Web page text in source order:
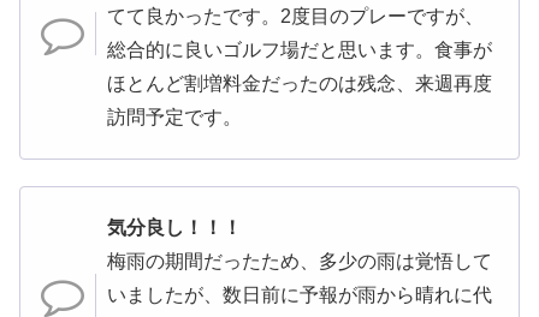
てて良かったです。2度目のプレーですが、
総合的に良いゴルフ場だと思います。食事が
ほとんど割増料金だったのは残念、来週再度
訪問予定です。
気分良し！！！
梅雨の期間だったため、多少の雨は覚悟して
いましたが、数日前に予報が雨から晴れに代